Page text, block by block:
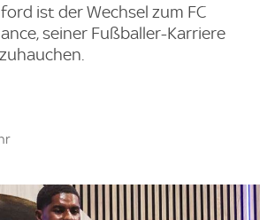
ist der Wechsel zum FC
seiner Fußballer-Karriere